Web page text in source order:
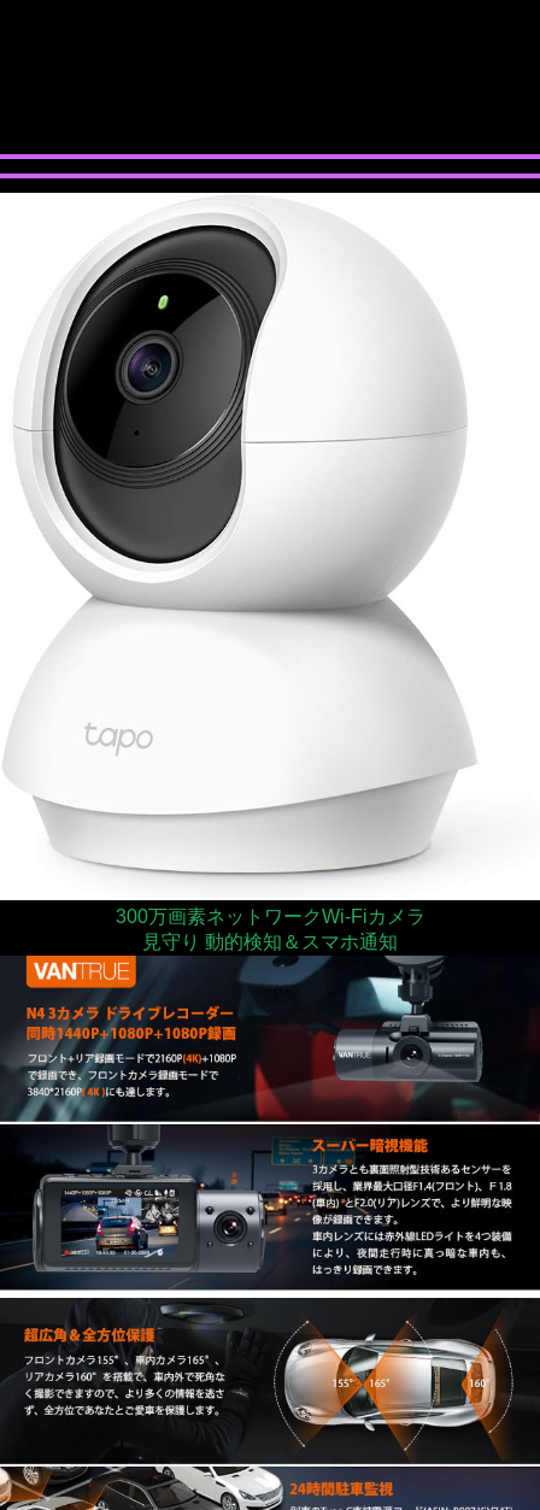
300万画素ネットワークWi-Fiカメラ
見守り 動的検知＆スマホ通知